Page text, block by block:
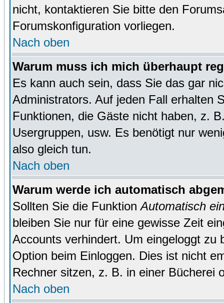
nicht, kontaktieren Sie bitte den
Forumskonfiguration vorliegen.
Nach oben
Warum muss ich mich überhaupt
Es kann auch sein, dass Sie das gar
Administrators. Auf jeden Fall erhalten
Funktionen, die Gäste nicht haben, z.
Usergruppen, usw. Es benötigt nur
also gleich tun.
Nach oben
Warum werde ich automatisch
Sollten Sie die FunktionAutomatisch
bleiben Sie nur für eine gewisse Zeit
Accounts verhindert. Um eingeloggt zu
Option beim Einloggen. Dies ist nicht
Rechner sitzen, z. B. in einer Bücherei
Nach oben